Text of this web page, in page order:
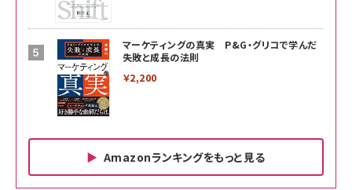
マーケティングの真実 P&G・グリコで学んだ
失敗と成長の法則
￥2,200
Amazonランキングをもっと見る